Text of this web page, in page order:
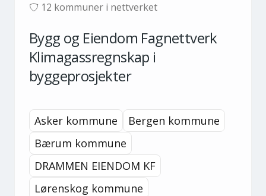
12 kommuner i nettverket
Bygg og Eiendom Fagnettverk
Klimagassregnskap i
byggeprosjekter
Asker kommune
Bergen kommune
Bærum kommune
DRAMMEN EIENDOM KF
Lørenskog kommune